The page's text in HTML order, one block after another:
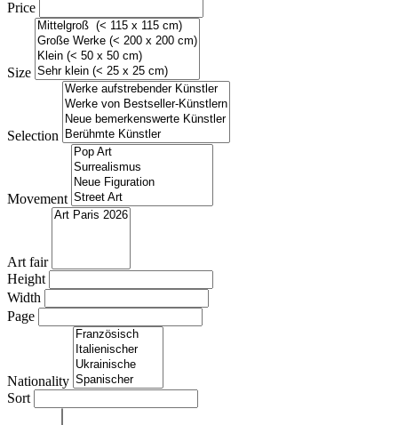
Price
Size
Selection
Movement
Art fair
Height
Width
Page
Nationality
Sort